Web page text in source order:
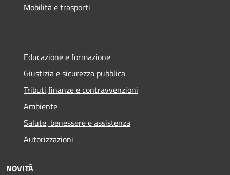
Mobilità e trasporti
Educazione e formazione
Giustizia e sicurezza pubblica
Tributi,finanze e contravvenzioni
Ambiente
Salute, benessere e assistenza
Autorizzazioni
NOVITÀ